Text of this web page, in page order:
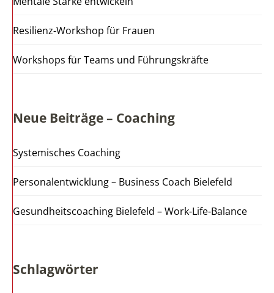
Resilienz-Workshop für Frauen
Workshops für Teams und Führungskräfte
Neue Beiträge – Coaching
Systemisches Coaching
Personalentwicklung – Business Coach Bielefeld
Gesundheitscoaching Bielefeld – Work-Life-Balance
Schlagwörter